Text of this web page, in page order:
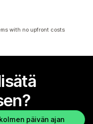
with no upfront costs
päivän ajan